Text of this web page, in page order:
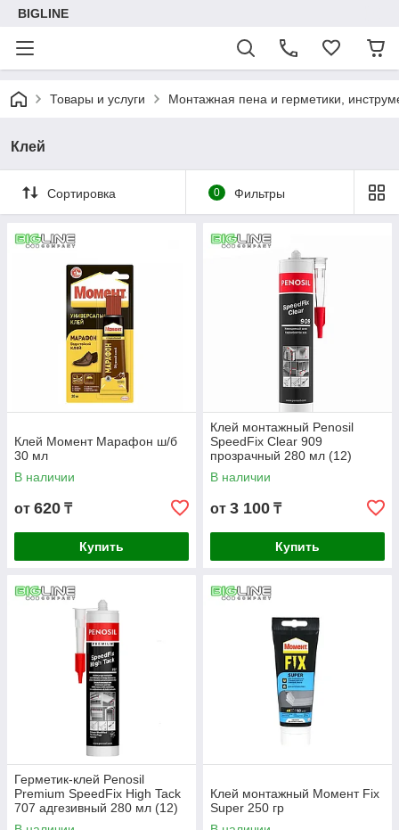
BIGLINE
Товары и услуги Монтажная пена и герметики,
Клей
Сортировка 0 Фильтры
Клей Момент Марафон ш/б
30 мл
В наличии
от 620 ₸
Купить
Клей монтажный Penosil
SpeedFix Clear 909
прозрачный 280 мл (12)
В наличии
от 3 100 ₸
Купить
Герметик-клей Penosil
Premium SpeedFix High Tack
707 адгезивный 280 мл (12)
Клей монтажный Момент Fix
Super 250 гр